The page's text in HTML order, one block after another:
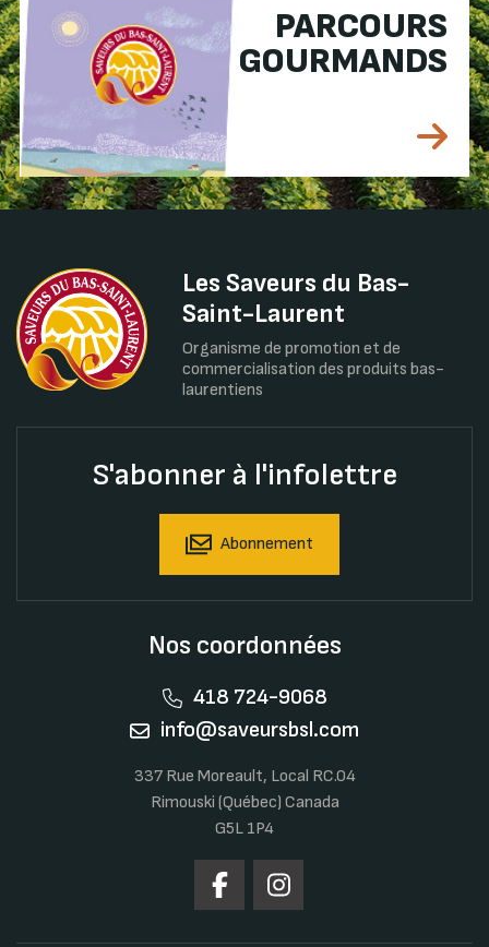
PARCOURS
GOURMANDS
Les Saveurs du Bas-
Saint-Laurent
Organisme de promotion et de
commercialisation des produits bas-
laurentiens
S'abonner à l'infolettre
Abonnement
Nos coordonnées
418 724-9068
info@saveursbsl.com
337 Rue Moreault, Local RC.04
Rimouski (Québec) Canada
G5L 1P4